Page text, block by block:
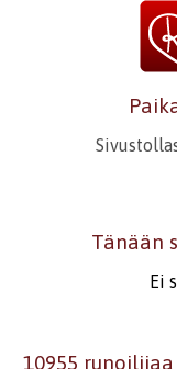
Tänään
Ei
10955